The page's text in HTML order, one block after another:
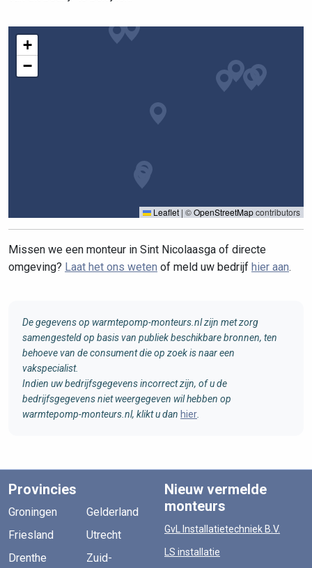
+
−
Leaflet | ©OpenStreetMapcontributors
Missen we een monteur in Sint Nicolaasga of directe
omgeving? Laat het ons weten of meld uw bedrijf hier aan.
De gegevens op warmtepomp-monteurs.nl zijn met zorg
samengesteld op basis van publiek beschikbare bronnen, ten
behoeve van de consument die op zoek is naar een
vakspecialist.
Indien uw bedrijfsgegevens incorrect zijn, of u de
bedrijfsgegevens niet weergegeven wil hebben op
warmtepomp-monteurs.nl, klikt u dan hier
Provincies
Groningen
Friesland
Drenthe
Gelderland
Utrecht
Zuid-
Nieuw vermelde
monteurs
GvL Installatietechniek B.V.
LS installatie